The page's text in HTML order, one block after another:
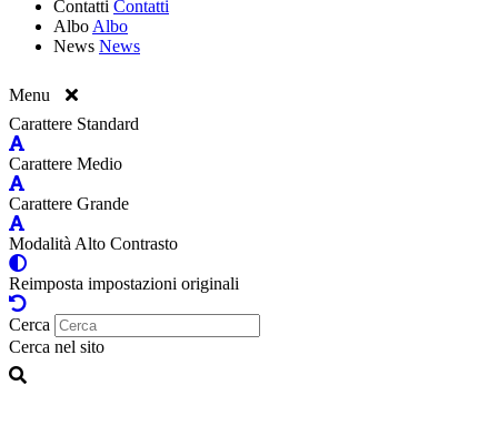
Contatti Contatti
Albo Albo
News News
Menu
Carattere Standard
Carattere Medio
Carattere Grande
Modalità Alto Contrasto
Reimposta impostazioni originali
Cerca
Cerca nel sito